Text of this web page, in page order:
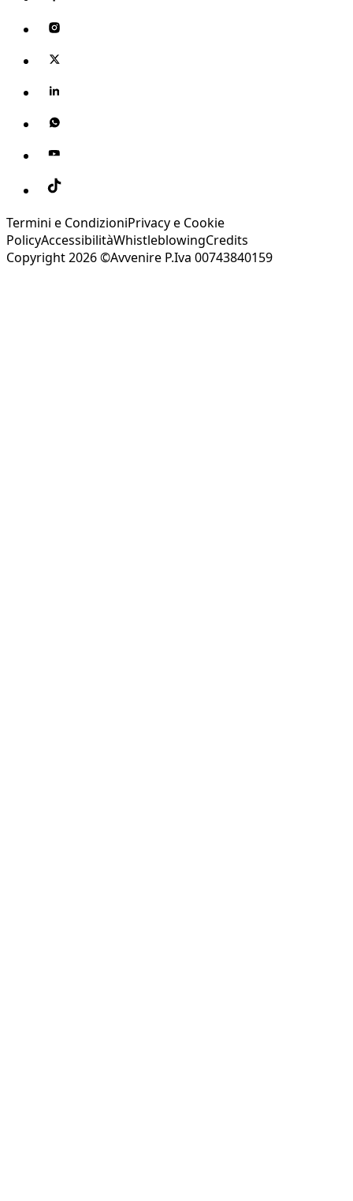
Termini e CondizioniPrivacy e Cookie
PolicyAccessibilitàWhistleblowingCredits
Copyright 2026 ©Avvenire P.Iva 00743840159